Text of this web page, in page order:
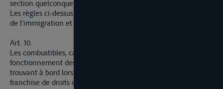
section quelconque de la voie navigable.
Les règles ci-dessus sont applicables par analogie à la matière
de l’immigration et de l’émigration.
Art. 10.
Les combustibles, carburants et lubrifiants destinés au
fonctionnement des machines et des appareils de bord et se
trouvant à bord lors du passage de la frontière, sont admis en
franchise de droits de douane et autres et sont exempts de